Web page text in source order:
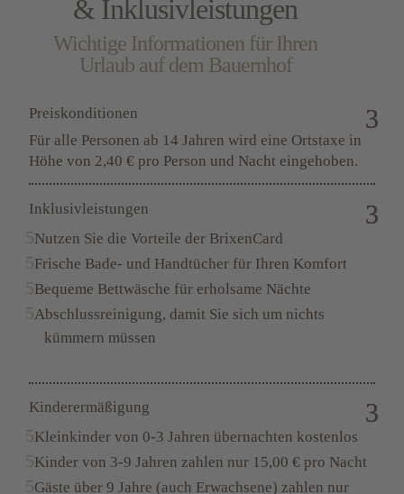
den perfektenUrlaub in den Bergen in Südtirol
bucht das Frühstück am besten gleich mit.
& Inklusivleistungen
Wichtige Informationen für Ihren
Urlaub auf dem Bauernhof
Preiskonditionen
Für alle Personen ab 14 Jahren wird eine Ortstaxe in
Höhe von 2,40 € pro Person und Nacht eingehoben.
Inklusivleistungen
Nutzen Sie die Vorteile der BrixenCard
Frische Bade- und Handtücher für Ihren Komfort
Bequeme Bettwäsche für erholsame Nächte
Abschlussreinigung, damit Sie sich um nichts
kümmern müssen
Kinderermäßigung
Kleinkinder von 0-3 Jahren übernachten kostenlos
Kinder von 3-9 Jahren zahlen nur 15,00 € pro Nacht
Gäste über 9 Jahre (auch Erwachsene) zahlen nur